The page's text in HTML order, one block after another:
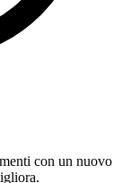
con un nuovo